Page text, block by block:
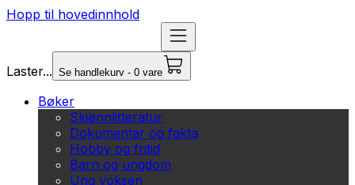
Hopp til hovedinnhold
Laster... Se handlekurv - 0 vare
Bøker
Skjønnlitteratur
Dokumentar og fakta
Hobby og fritid
Barn og ungdom
Ung voksen